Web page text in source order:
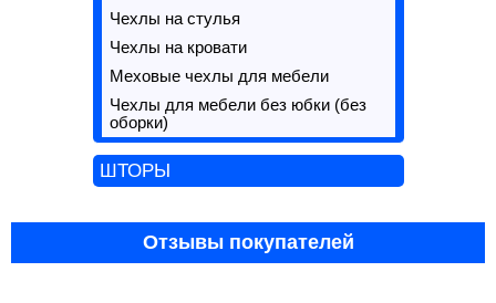
Чехлы на стулья
Чехлы на кровати
Меховые чехлы для мебели
Чехлы для мебели без юбки (без
оборки)
ШТОРЫ
Отзывы покупателей